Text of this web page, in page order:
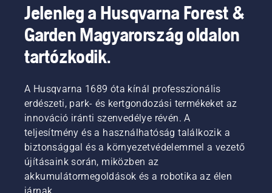
és
rengeteg
tapasztalattal
körülmények
között,
láncfűrésszel
végzett
munkával
kapcsolatban.
Épp úgy,
mint a
Jelenleg a Husqvarna Forest &
Garden Magyarország oldalon
tartózkodik.
A Husqvarna 1689 óta kínál professzionális
erdészeti, park- és kertgondozási termékeket az
innováció iránti szenvedélye révén. A
teljesítmény és a használhatóság találkozik a
biztonsággal és a környezetvédelemmel a vezető
újításaink során, miközben az
akkumulátormegoldások és a robotika az élen